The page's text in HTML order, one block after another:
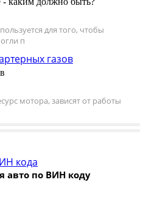
для того, чтобы
п
мотора, зависят от работы
авто по ВИН коду